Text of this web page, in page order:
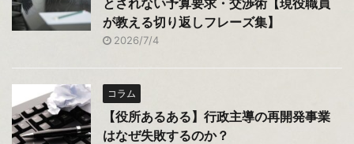
が教える切り返しフレーズ集】
2026/7/4
コラム
【役所あるある】行政主導の再開発事業
はなぜ失敗するのか？